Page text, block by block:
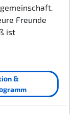
Freunde
ist
&